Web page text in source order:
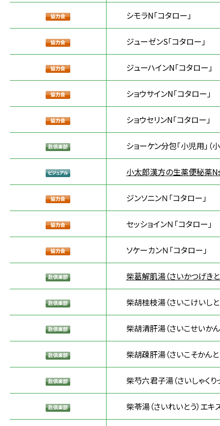
シモラN「コタロー」
ジューゼンS「コタロー」
ジューハインN「コタロー」
ショウサインN「コタロー」
ショウセリンN「コタロー」
ショーケン分包「小児用」（
小太郎漢方の生薬便秘薬
ジンソニンＮ「コタロー」
セッショインＮ「コタロー」
ソケーカンＮ「コタロー」
柴葛解肌湯（さいかつげき
柴胡桂枝湯（さいこけいしと
柴胡清肝湯（さいこせいか
柴胡疎肝湯（さいこそかんと
柴芍六君子湯（さいしゃくり
柴苓湯（さいれいとう）エキ